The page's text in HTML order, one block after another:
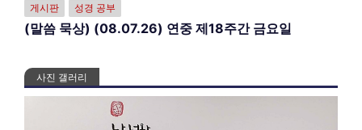
게시판 성경 공부
(말씀 묵상) (08.07.26) 연중 제18주간 금요일
사진 갤러리